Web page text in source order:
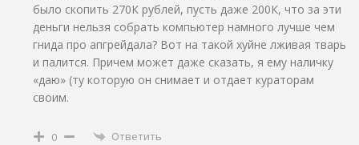
было скопить 270К рублей, пусть даже 200К, что за эти
деньги нельзя собрать компьютер намного лучше чем
гнида про апгрейдала? Вот на такой хуйне лживая тварь
и палится. Причем может даже сказать, я ему наличку
«даю» (ту которую он снимает и отдает кураторам
своим.
0 Ответить